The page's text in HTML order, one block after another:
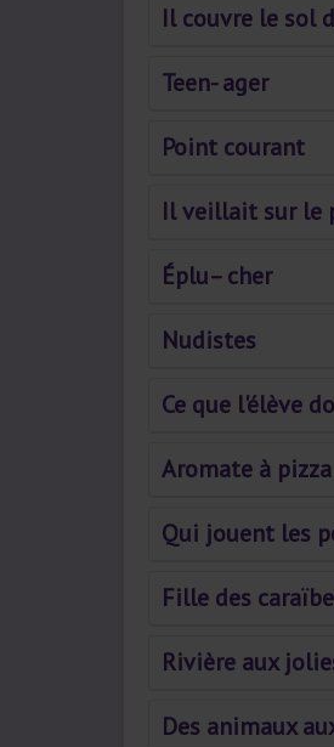
Il couvre le sol
Teen- ager
Point courant
Il veillait sur le
Éplu– cher
Nudistes
Ce que l'élève
Aromate à pizza
Qui jouent les
Fille des
Rivière aux
Des animaux